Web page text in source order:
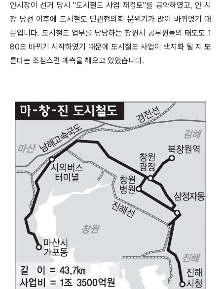
안시장이 선거 당시 "도시철도 사업 재검토"를 공약하였고, 안 시
장 당선 이후에 도시철도 민관협의회 분위기가 많이 바뀌었기 때
문입니다. 도시철도 업무를 담당하는 창원시 공무원들의 태도도 1
80도 바뀌기 시작하였기 때문에 도시철도 사업이 백지화 될 지 모
른다는 조심스런 예측을 해오고 있었습니다.